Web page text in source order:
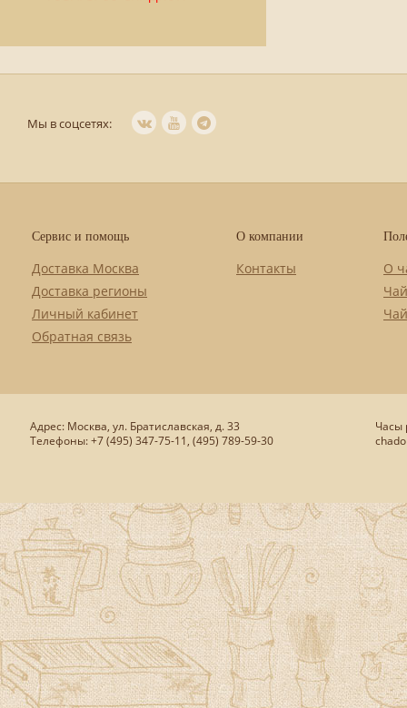
Мы в соцсетях:
Сервис и помощь
Доставка Москва
Доставка регионы
Личный кабинет
Обратная связь
О компании
Контакты
О
Адрес: Москва, ул. Братиславская, д. 33
Телефоны: +7 (495) 347-75-11, (495) 789-59-30
Часы